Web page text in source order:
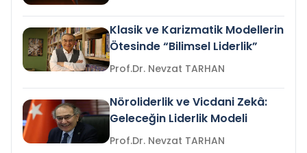
Klasik ve Karizmatik Modellerin
Ötesinde “Bilimsel Liderlik”
Prof.Dr. Nevzat TARHAN
Nöroliderlik ve Vicdani Zekâ:
Geleceğin Liderlik Modeli
Prof.Dr. Nevzat TARHAN